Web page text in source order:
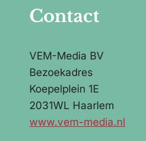
Contact
VEM-Media BV
Bezoekadres
Koepelplein 1E
2031WL Haarlem
www.vem-media.nl